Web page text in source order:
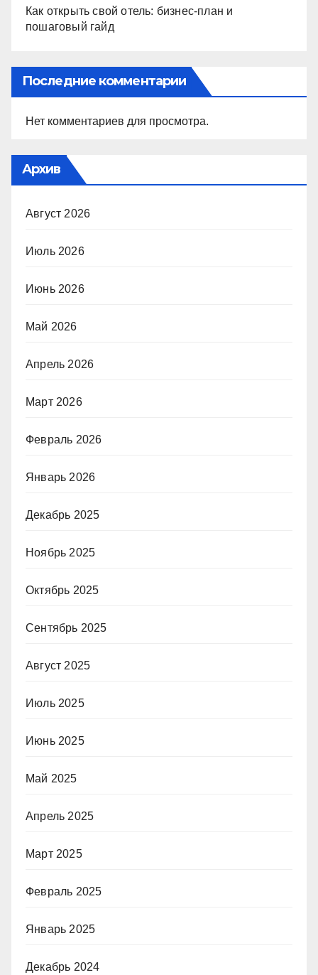
Как открыть свой отель: бизнес-план и
пошаговый гайд
Последние комментарии
Нет комментариев для просмотра.
Архив
Август 2026
Июль 2026
Июнь 2026
Май 2026
Апрель 2026
Март 2026
Февраль 2026
Январь 2026
Декабрь 2025
Ноябрь 2025
Октябрь 2025
Сентябрь 2025
Август 2025
Июль 2025
Июнь 2025
Май 2025
Апрель 2025
Март 2025
Февраль 2025
Январь 2025
Декабрь 2024